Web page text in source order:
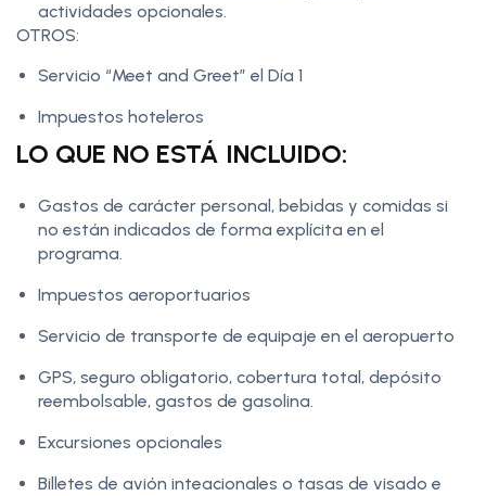
actividades opcionales.
OTROS:
Servicio “Meet and Greet” el Día 1
Impuestos hoteleros
LO QUE NO ESTÁ INCLUIDO:
Gastos de carácter personal, bebidas y comidas si
no están indicados de forma explícita en el
programa.
Impuestos aeroportuarios
Servicio de transporte de equipaje en el aeropuerto
GPS, seguro obligatorio, cobertura total, depósito
reembolsable, gastos de gasolina.
Excursiones opcionales
Billetes de avión inteacionales o tasas de visado e